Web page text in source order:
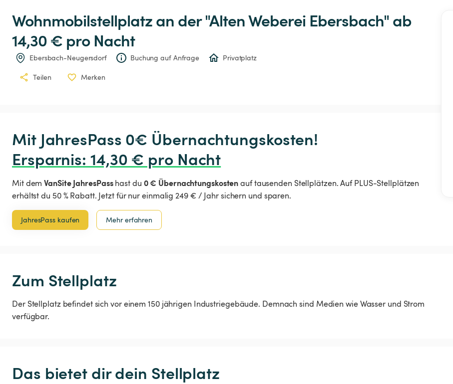
Wohnmobilstellplatzan der "AltenWeberei Ebersbach" ab
14,30 € pro Nacht
Ebersbach-Neugersdorf Buchung auf Anfrage Privatplatz
Teilen Merken
Ersparnis: 14,30 € pro Nacht
Mit demVanSite JahresPasshast du 0 € Übernachtungskostenauf tausenden Stellplätzen. Auf PLUS-Stellplätzen
erhältst du 50 % Rabatt. Jetzt für nur einmalig 249 € / Jahr sichern und sparen.
JahresPass kaufen Mehr erfahren
Zum Stellplatz
Der Stellplatz befindet sich vor einem 150 jährigen Industriegebäude. Demnach sind Medien wie Wasser und Strom
Das bietet dir dein Stellplatz